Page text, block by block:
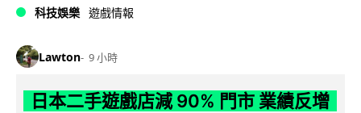
科技娛樂 遊戲情報
Lawton 9 小時
日本二手遊戲店減 90% 門市 業績反增